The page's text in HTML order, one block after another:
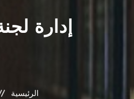
إدارة
الرئيسية